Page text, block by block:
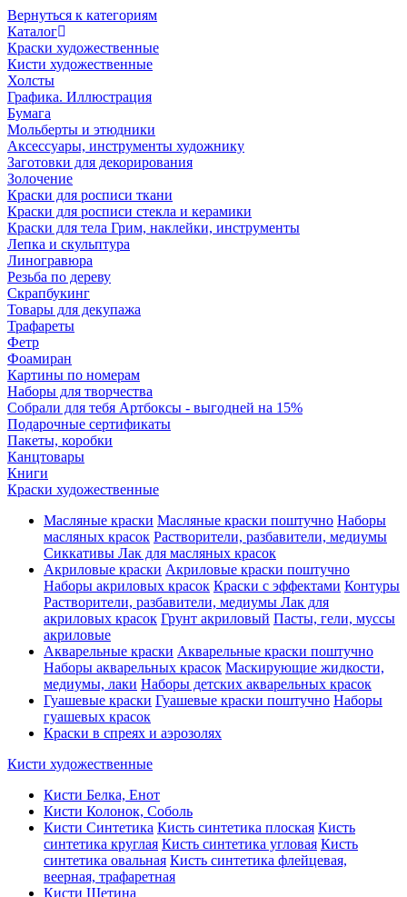
Вернуться к категориям
Каталог
Краски художественные
Кисти художественные
Холсты
Графика. Иллюстрация
Бумага
Мольберты и этюдники
Аксессуары, инструменты художнику
Заготовки для декорирования
Золочение
Краски для росписи ткани
Краски для росписи стекла и керамики
Краски для тела Грим, наклейки, инструменты
Лепка и скульптура
Линогравюра
Резьба по дереву
Скрапбукинг
Товары для декупажа
Трафареты
Фетр
Фоамиран
Картины по номерам
Наборы для творчества
Собрали для тебя Артбоксы - выгодней на 15%
Подарочные сертификаты
Пакеты, коробки
Канцтовары
Книги
Краски художественные
Масляные краски Масляные краски поштучно Наборы
масляных красок Растворители, разбавители, медиумы
Сиккативы Лак для масляных красок
Акриловые краски Акриловые краски поштучно
Наборы акриловых красок Краски с эффектами Контуры
Растворители, разбавители, медиумы Лак для
акриловых красок Грунт акриловый Пасты, гели, муссы
акриловые
Акварельные краски Акварельные краски поштучно
Наборы акварельных красок Маскирующие жидкости,
медиумы, лаки Наборы детских акварельных красок
Гуашевые краски Гуашевые краски поштучно Наборы
гуашевых красок
Краски в спреях и аэрозолях
Кисти художественные
Кисти Белка, Енот
Кисти Колонок, Соболь
Кисти Синтетика Кисть синтетика плоская Кисть
синтетика круглая Кисть синтетика угловая Кисть
синтетика овальная Кисть синтетика флейцевая,
веерная, трафаретная
Кисти Щетина